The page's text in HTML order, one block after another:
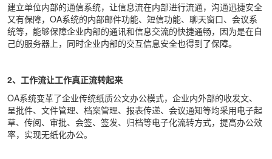
建立单位内部的通信系统，让信息流在内部进行流通，沟通迅捷安全
又有保障，OA系统的内部邮件功能、短信功能、聊天窗口、会议系
统等，能够保障企业内部的通讯和信息交流的快捷通畅，因为是在自
己的服务器上，同时企业内部的交互信息安全也得到了保障。
2、工作流让工作真正流转起来
OA系统变革了企业传统纸质公文办公模式，企业内外部的收发文、
呈批件、文件管理、档案管理、报表传递、会议通知等均采用电子起
草、传阅、审批、会签、签发、归档等电子化流转方式，提高办公效
率，实现无纸化办公。